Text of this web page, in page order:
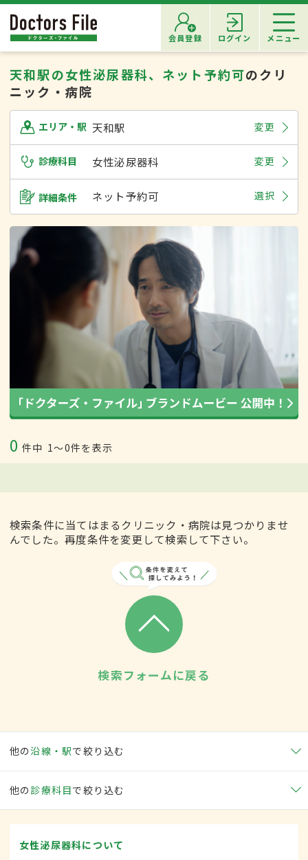
会員登録 ログイン メニュー
天和駅の女性泌尿器科、ネット予約可のクリ
ニック・病院
エリア・駅 天和駅 変更
診療科目 女性泌尿器科 変更
詳細条件 ネット予約可 選択
0 件中 1〜0件を表示
検索条件に当てはまるクリニック・病院は見つかりませ
んでした。再度条件を変更して検索して下さい。
検索フォームに戻る
他の沿線・駅で絞り込む
他の 診療科目で絞り込む
女性泌尿器科について